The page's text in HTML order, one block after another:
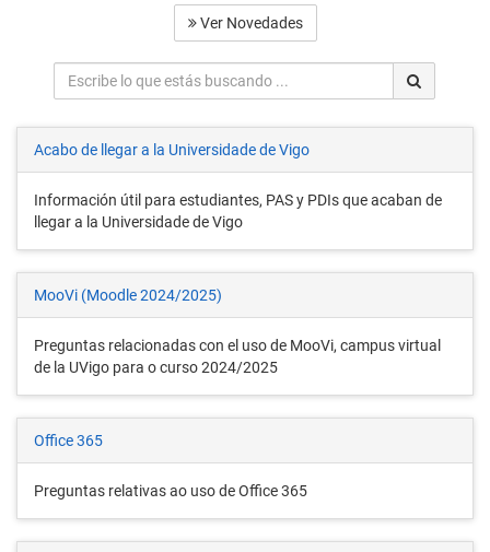
Ver Novedades
Buscar
Acabo de llegar a la Universidade de Vigo
Información útil para estudiantes, PAS y PDIs que acaban de
llegar a la Universidade de Vigo
MooVi (Moodle 2024/2025)
Preguntas relacionadas con el uso de MooVi, campus virtual
de la UVigo para o curso 2024/2025
Office 365
Preguntas relativas ao uso de Office 365